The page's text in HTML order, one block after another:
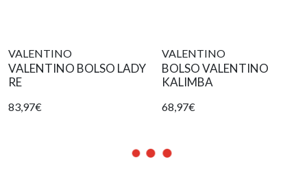
VALENTINO
VALENTINO BOLSO LADY
RE
83,97€
VALENTINO
BOLSO VALENTINO
KALIMBA
68,97€